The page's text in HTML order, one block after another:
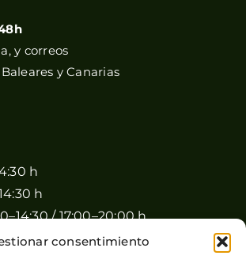
consentimiento
y correos
y Canarias
h
h
/ 17:00–20:00 h
/ 17:00–20:00 h